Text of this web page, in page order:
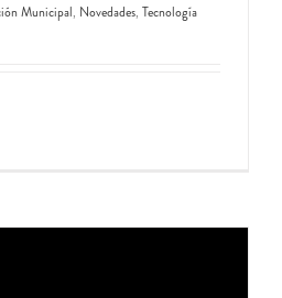
Municipal, Novedades, Tecnología